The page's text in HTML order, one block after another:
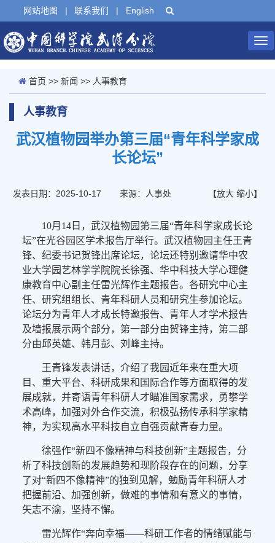
网站地图 | 联系我们 | English
首页 >> 新闻 >> 人事教育
人事教育
武汉植物园举办第三届“青年科学家成
长论坛”
发表日期：2025-10-17 来源：人事处 【放大 缩小】
10月14日，武汉植物园第三届“青年科学家成长论
坛”在光谷园区学术报告厅举行。武汉植物园主任王青
锋、纪委书记贺锋出席论坛，论坛还特别邀请华中农
业大学园艺林学学院院长徐强、华中科技大学心理健
康教育中心副主任雷光辉作主题报告。各研究中心主
任、研究组组长、青年科研人员和研究生参加论坛。
论坛分为青年人才成长特邀报告、青年人才学术报告
及墙报展示两个部分，第一部分由贺锋主持，第二部
分由邱英雄、韩月彭、刘峰主持。
王青锋发表讲话，介绍了我园近年来在重大项
目、重大平台、科研成果和国际合作等方面取得的发
展成就，并寄语青年科研人才瞄准国家需求，勇攀学
术高峰，加强对外合作交流，积极弘扬传承科学家精
神，为实现高水平科技自立自强贡献青春力量。
徐强作“新四不像精神与科技创新”主题报告，分
析了科技创新的发展趋势和现阶段存在的问题，分享
了对“新四不像精神”的独到见解，勉励青年科研人才
把握前沿、加强创新，做难的事情和有意义的事情，
矢志不渝，坚持不懈。
雷光辉作“奔向幸福——科研工作者的情绪赋能与